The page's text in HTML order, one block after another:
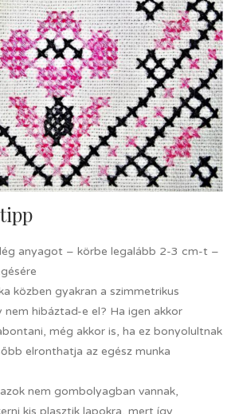
anyagot – körbe legalább 2-3 cm-t –
közben gyakran a szimmetrikus
hibáztad-e el? Ha igen akkor
még akkor is, ha ez bonyolultnak
elronthatja az egész munka
nem gombolyagban vannak,